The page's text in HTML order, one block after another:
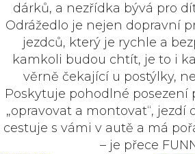
dárků, a nezřídka bývá pro
Odrážedlo je nejen dopravní
jezdců, který je rychle a
kamkoli budou chtít, je to i
věrně čekající u postýlky,
Poskytuje pohodlné posezení
„opravovat a montovat“, jezdí
cestuje s vámi v autě a má
– je přece